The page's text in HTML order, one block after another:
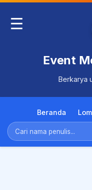
☰
Event
Berkarya
Beranda